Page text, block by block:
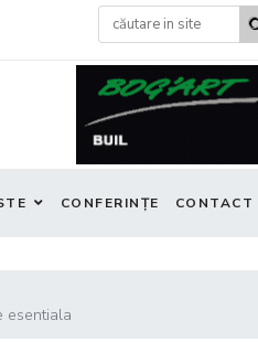
CONFERINȚE CONTACT
esentiala